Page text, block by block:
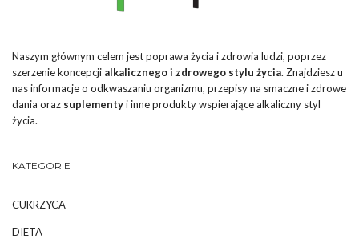
Naszym głównym celem jest poprawa życia i zdrowia ludzi, poprzez
szerzenie koncepcji alkalicznego i zdrowego stylu życia. Znajdziesz u
nas informacje o odkwaszaniu organizmu, przepisy na smaczne i zdrowe
dania oraz suplementyi inne produkty wspierające alkaliczny styl
życia.
KATEGORIE
CUKRZYCA
DIETA